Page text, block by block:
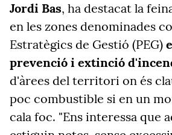
Jordi Bas, ha destacat la
en les zones denominades
Estratègics de Gestió (PEG)
prevenció i extinció
d'àrees del territori on és
poc combustible si en un
cala foc. "Ens interessa que